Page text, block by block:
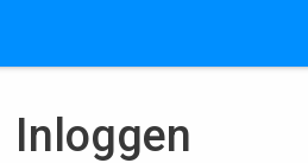
Inloggen